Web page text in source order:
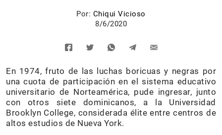
Por: Chiqui Vicioso
8/6/2020
En 1974, fruto de las luchas boricuas y negras por
una cuota de participación en el sistema educativo
universitario de Norteamérica, pude ingresar, junto
con otros siete dominicanos, a la Universidad
Brooklyn College, considerada élite entre centros de
altos estudios de Nueva York.